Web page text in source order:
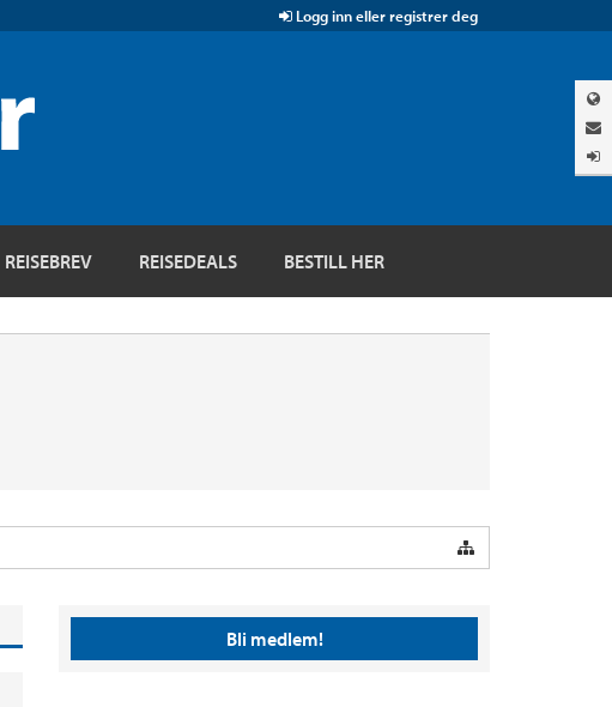
Logg inn eller registrer deg
REISEBREV REISEDEALS BESTILL HER
Bli medlem!